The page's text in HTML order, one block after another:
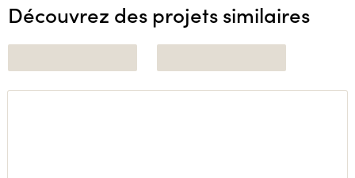
Découvrez des projets similaires